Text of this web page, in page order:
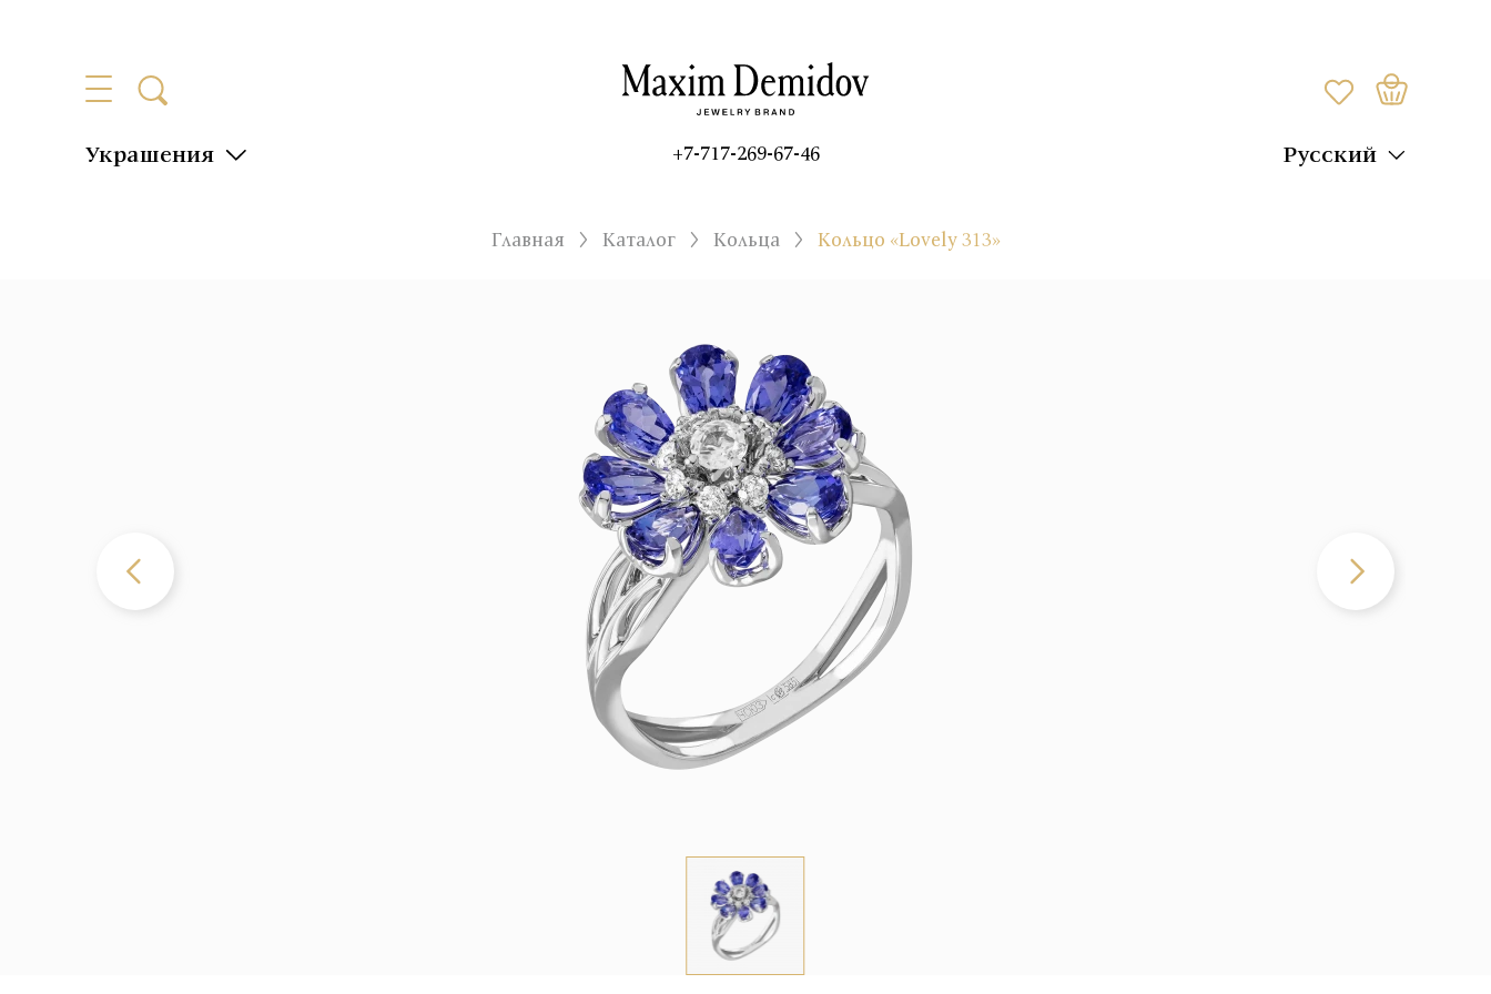
Украшения +7-717-269-67-46 Русский
Главная Каталог Кольца Кольцо «Lovely 313»